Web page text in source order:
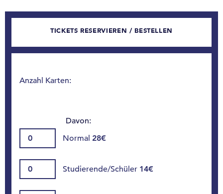
TICKETS RESERVIEREN / BESTELLEN
Anzahl Karten:
Davon:
Normal 28€
Studierende/Schüler 14€